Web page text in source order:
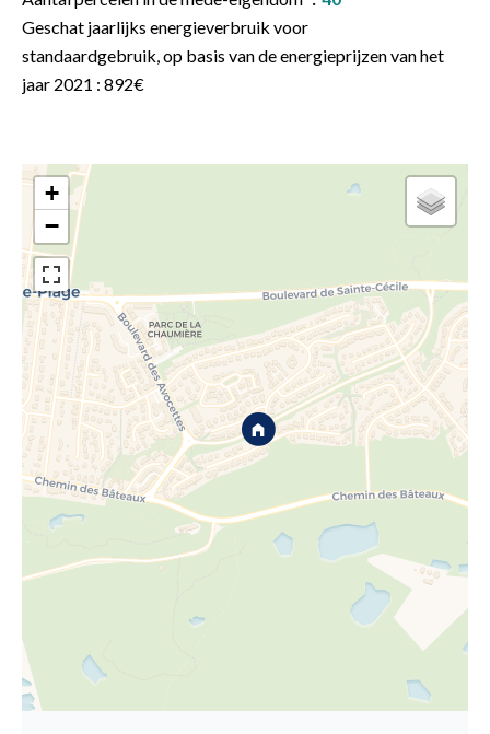
Geschat jaarlijks energieverbruik voor
standaardgebruik, op basis van de energieprijzen van het
jaar 2021 : 892€
+
−